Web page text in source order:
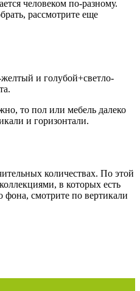
человеком по-разному.
рассмотрите еще
и голубой+светло-
то пол или мебель далеко
и горизонтали.
количествах. По этой
в которых есть
фона, смотрите по вертикали